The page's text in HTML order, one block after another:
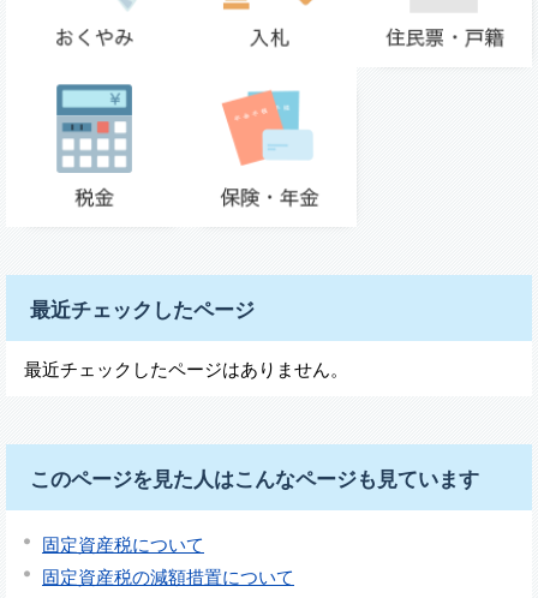
最近チェックしたページ
最近チェックしたページはありません。
このページを見た人はこんなページも見ています
固定資産税について
固定資産税の減額措置について